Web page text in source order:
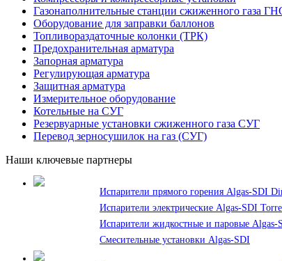
Газонаполнительные станции сжиженного газа
Оборудование для заправки баллонов
Топливораздаточные колонки (ТРК)
Предохранительная арматура
Запорная арматура
Регулирующая арматура
Защитная арматура
Измерительное оборудование
Котельные на СУГ
Резервуарные установки сжиженного газа СУГ
Перевод зерносушилок на газ (СУГ)
Наши ключевые партнеры
Испарители прямого горения Algas-SDI
Испарители электрические Algas-SDI
Испарители жидкостные и паровые
Смесительные установки Algas-SDI